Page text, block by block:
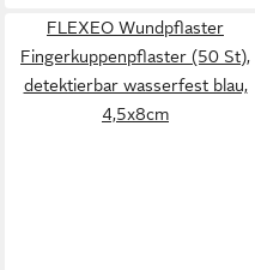
FLEXEO Wundpflaster
Fingerkuppenpflaster (50 St),
detektierbar wasserfest blau,
4,5x8cm